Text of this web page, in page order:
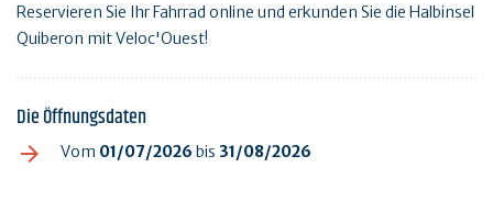
Reservieren Sie Ihr Fahrrad online und erkunden Sie die Halbinsel
Quiberon mit Veloc'Ouest!
Die Öffnungsdaten
Vom 01/07/2026 bis 31/08/2026